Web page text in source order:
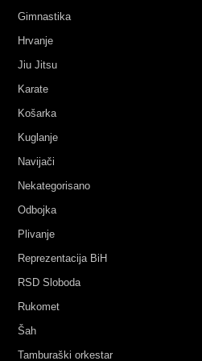
Gimnastika
Hrvanje
Jiu Jitsu
Karate
Košarka
Kuglanje
Navijači
Nekategorisano
Odbojka
Plivanje
Reprezentacija BiH
RSD Sloboda
Rukomet
Šah
Tamburaški orkestar